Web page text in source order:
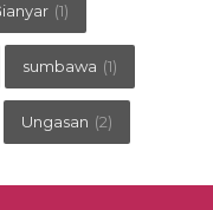
(1)
sumbawa (1)
Ungasan (2)